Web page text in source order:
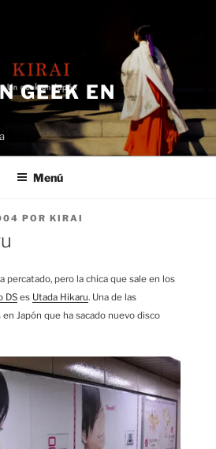
GEEK EN
Menú
POR KIRAI
percatado, pero la chica que sale en los
DS es Utada Hikaru. Una de las
Japón que ha sacado nuevo disco